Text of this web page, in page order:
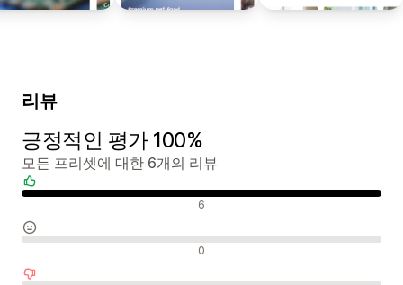
리뷰
긍정적인 평가 100%
모든 프리셋에 대한 6개의 리뷰
6
0